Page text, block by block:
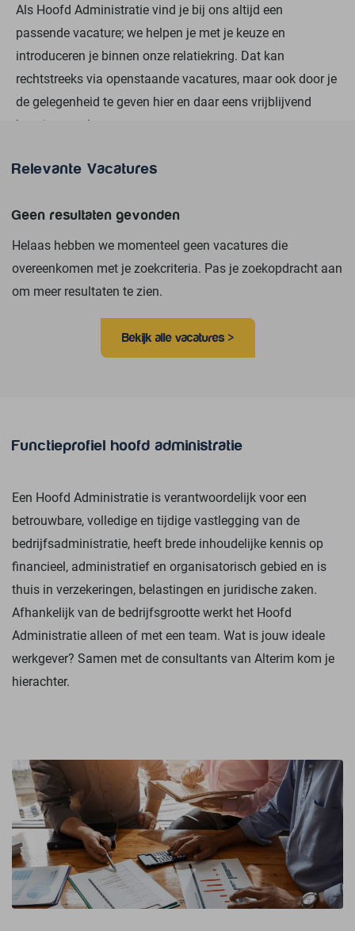
Als Hoofd Administratie vind je bij ons altijd een
passende vacature; we helpen je met je keuze en
introduceren je binnen onze relatiekring. Dat kan
rechtstreeks via openstaande vacatures, maar ook door je
de gelegenheid te geven hier en daar eens vrijblijvend
kennis te maken.
Relevante Vacatures
Geen resultaten gevonden
Helaas hebben we momenteel geen vacatures die
overeenkomen met je zoekcriteria. Pas je zoekopdracht aan
om meer resultaten te zien.
Bekijk alle vacatures >
Functieprofiel hoofd administratie
Een Hoofd Administratie is verantwoordelijk voor een
betrouwbare, volledige en tijdige vastlegging van de
bedrijfsadministratie, heeft brede inhoudelijke kennis op
financieel, administratief en organisatorisch gebied en is
thuis in verzekeringen, belastingen en juridische zaken.
Afhankelijk van de bedrijfsgrootte werkt het Hoofd
Administratie alleen of met een team. Wat is jouw ideale
werkgever? Samen met de consultants van Alterim kom je
hierachter.